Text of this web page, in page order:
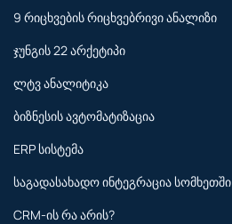
9 რიცხვების რიცხვებრივი ანალიზი
ჯუნგის 22 არქეტიპი
ლტვ ანალიტიკა
ბიზნესის ავტომატიზაცია
ERP სისტემა
საგადასახადო ინტეგრაცია სომხეთში
CRM-ის რა არის?